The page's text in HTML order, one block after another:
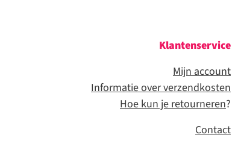
Klantenservice
Mijn account
Informatie over verzendkosten
Hoe kun je retourneren?
Contact